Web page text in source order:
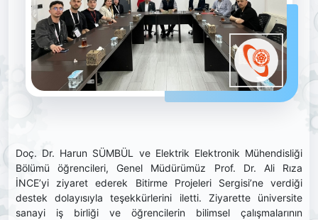
Doç. Dr. Harun SÜMBÜL ve Elektrik Elektronik Mühendisliği
Bölümü öğrencileri, Genel Müdürümüz Prof. Dr. Ali Rıza
İNCE’yi ziyaret ederek Bitirme Projeleri Sergisi’ne verdiği
destek dolayısıyla teşekkürlerini iletti. Ziyarette üniversite
sanayi iş birliği ve öğrencilerin bilimsel çalışmalarının